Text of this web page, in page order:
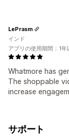
Whatmore has
The shoppable
increase
LePrasm
インド
アプリの使用期間：1年
サポート